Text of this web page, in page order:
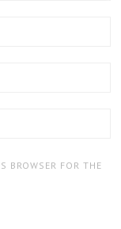
BROWSER FOR THE